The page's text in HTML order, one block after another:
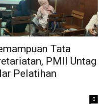
Tata
PMII Untag
Pelatihan
0